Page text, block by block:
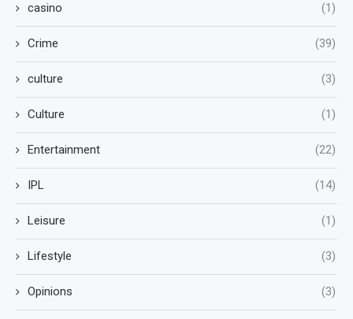
casino (1)
Crime (39)
culture (3)
Culture (1)
Entertainment (22)
IPL (14)
Leisure (1)
Lifestyle (3)
Opinions (3)